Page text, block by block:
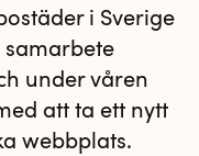
i Sverige
under våren
att ta ett nytt
webbplats.